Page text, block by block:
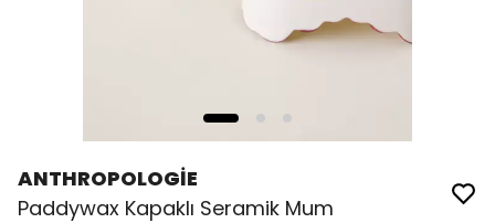
ANTHROPOLOGİE
Paddywax Kapaklı Seramik Mum